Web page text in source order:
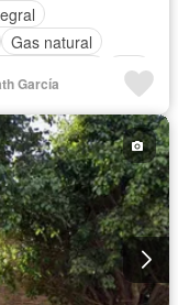
Gas natural
Wifi
García